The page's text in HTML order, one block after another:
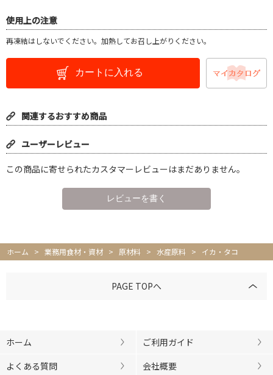
使用上の注意
再凍結はしないでください。加熱してお召し上がりください。
カートに入れる
関連するおすすめ商品
ユーザーレビュー
この商品に寄せられたカスタマーレビューはまだありません。
ホーム > 業務用食材・資材 > 原材料 > 水産原料 > イカ・タコ
PAGE TOPへ
ホーム
ご利用ガイド
よくある質問
会社概要